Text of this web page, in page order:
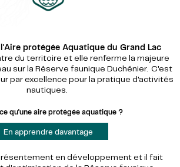
l'Aire protégée Aquatique du Grand Lac
du territoire et elle renferme la majeure
sur la Réserve faunique Duchénier. C'est
par excellence pour la pratique d'activités
nautiques.
qu'une aire protégée aquatique ?
En apprendre davantage
en développement et il fait